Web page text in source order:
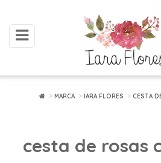
toggle
navigation
Acessar
ARRANJOS
MARCA IARA FLORES CESTA
cesta de rosas